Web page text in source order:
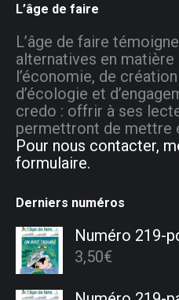
L’âge de faire
L’âge de faire
alternatives en
l’économie, de
d’écologie et
credo : offrir à ses
permettront de mettre
Pour nous contacter,
formulaire.
Derniers numéros
Numéro 219-
3,50€